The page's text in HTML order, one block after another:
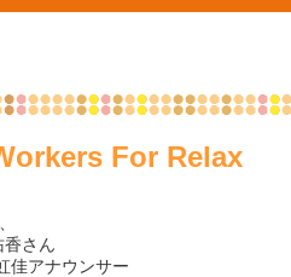
For Relax
さん
佳アナウンサー